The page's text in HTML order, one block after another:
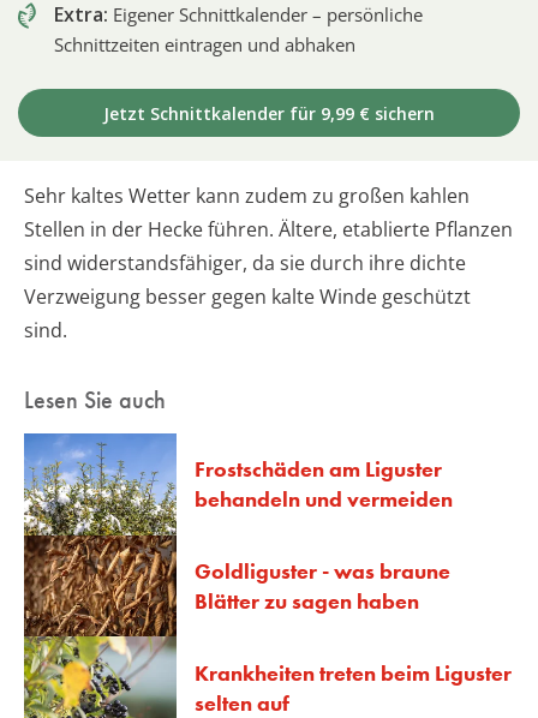
Extra: Eigener Schnittkalender – persönliche
Schnittzeiten eintragen und abhaken
Jetzt Schnittkalender für 9,99 € sichern
Sehr kaltes Wetter kann zudem zu großen kahlen
Stellen in der Hecke führen. Ältere, etablierte Pflanzen
sind widerstandsfähiger, da sie durch ihre dichte
Verzweigung besser gegen kalte Winde geschützt
sind.
Lesen Sie auch
Frostschäden am Liguster
behandeln und vermeiden
Goldliguster - was braune
Blätter zu sagen haben
Krankheiten treten beim Liguster
selten auf